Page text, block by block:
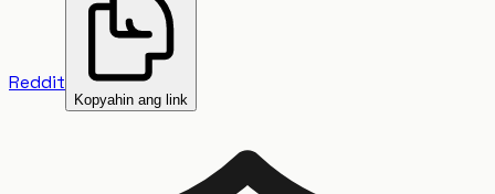
Reddit
Kopyahin ang link